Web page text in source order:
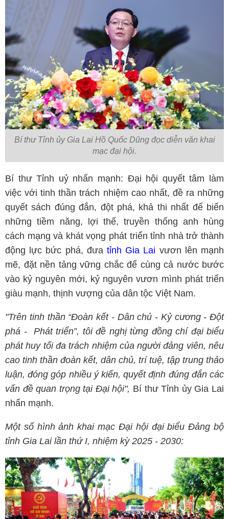
Bí thư Tỉnh ủy Gia Lai Hồ Quốc Dũng đọc diễn văn khai
mạc đại hội.
Bí thư Tỉnh uỷ nhấn mạnh: Đại hội quyết tâm làm
việc với tinh thần trách nhiệm cao nhất, đề ra những
quyết sách đúng đắn, đột phá, khả thi nhất để biến
những tiềm năng, lợi thế, truyền thống anh hùng
cách mạng và khát vọng phát triển tỉnh nhà trở thành
động lực bức phá, đưa tỉnh Gia Lai vươn lên mạnh
mẽ, đặt nền tảng vững chắc để cùng cả nước bước
vào kỷ nguyên mới, kỷ nguyên vươn mình phát triển
giàu mạnh, thịnh vượng của dân tộc Việt Nam.
"Trên tinh thần “Đoàn kết - Dân chủ - Kỷ cương - Đột
phá - Phát triển”, tôi đề nghị từng đồng chí đại biểu
phát huy tối đa trách nhiệm của người đảng viên, nêu
cao tinh thần đoàn kết, dân chủ, trí tuệ, tập trung thảo
luận, đóng góp nhiều ý kiến, quyết định đúng đắn các
vấn đề quan trọng tại Đại hội", Bí thư Tỉnh ủy Gia Lai
nhấn mạnh.
Một số hình ảnh khai mạc Đại hội đại biểu Đảng bộ
tỉnh Gia Lai lần thứ I, nhiệm kỳ 2025 - 2030: